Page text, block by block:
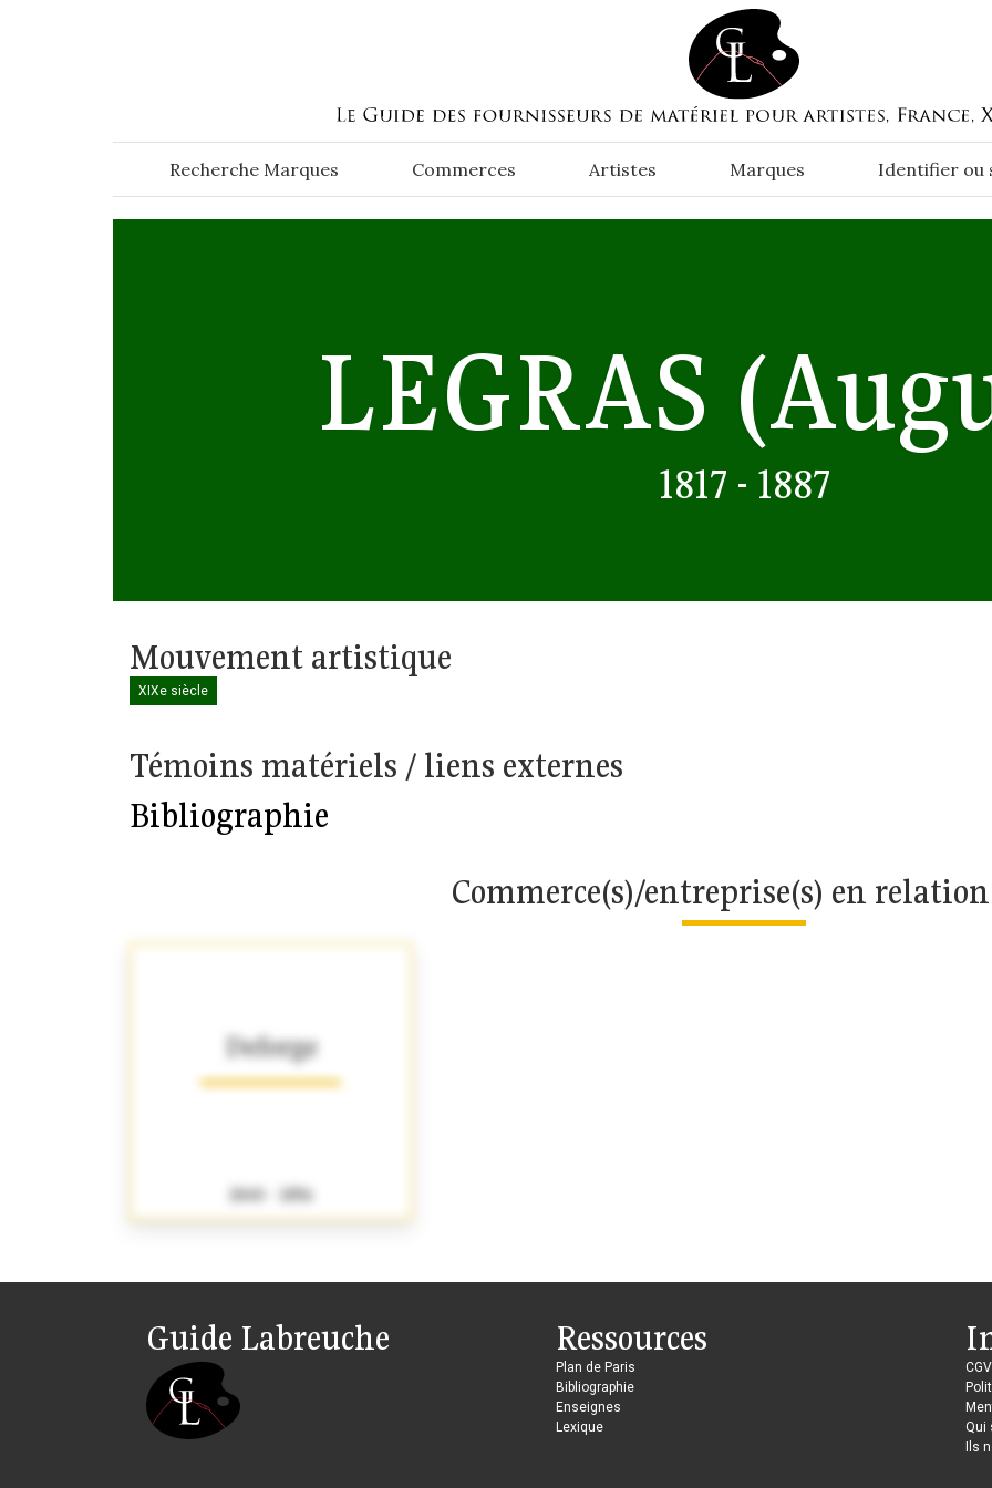
Recherche Marques Commerces Artistes Marques Identifier ou
LEGRAS
1817 - 1887
Mouvement artistique
XIXe siècle
Témoins matériels / liens externes
Bibliographie
Commerce(s)/entreprise(s) en
Deforge
1840 - 1856
Guide Labreuche Ressources
Plan de Paris
Bibliographie
Enseignes
Lexique
Qui
Ils